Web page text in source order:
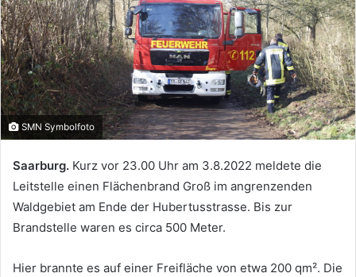
SMN Symbolfoto
Saarburg. Kurz vor 23.00 Uhr am 3.8.2022 meldete die
Leitstelle einen Flächenbrand Groß im angrenzenden
Waldgebiet am Ende der Hubertusstrasse. Bis zur
Brandstelle waren es circa 500 Meter.
Hier brannte es auf einer Freifläche von etwa 200 qm². Die